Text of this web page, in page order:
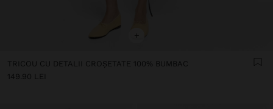
+
TRICOU CU DETALII CROȘETATE 100% BUMBAC
149.90 LEI